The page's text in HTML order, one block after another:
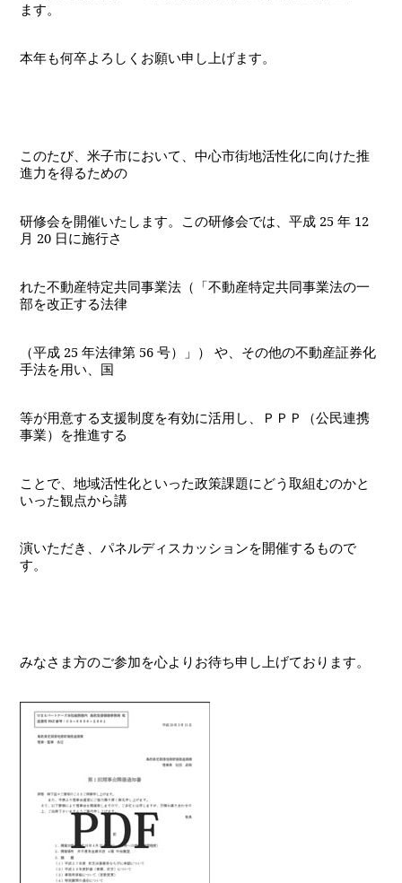
ます。
本年も何卒よろしくお願い申し上げます。
このたび、米子市において、中心市街地活性化に向けた推
進力を得るための
研修会を開催いたします。この研修会では、平成 25年 12
月 20 日に施行さ
れた不動産特定共同事業法（「不動産特定共同事業法の一
部を改正する法律
（平成 25年法律第56号）」） や、その他の不動産証券化
手法を用い、国
等が用意する支援制度を有効に活用し、ＰＰＰ（公民連携
事業）を推進する
ことで、地域活性化といった政策課題にどう取組むのかと
いった観点から講
演いただき、パネルディスカッションを開催するもので
す。
みなさま方のご参加を心よりお待ち申し上げております。